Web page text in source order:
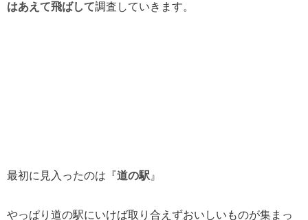
はあえて飛ばして調査していきます。
最初に見入ったのは『道の駅 』
やっぱり道の駅にいけば取り合えずおいしいものが集まっ